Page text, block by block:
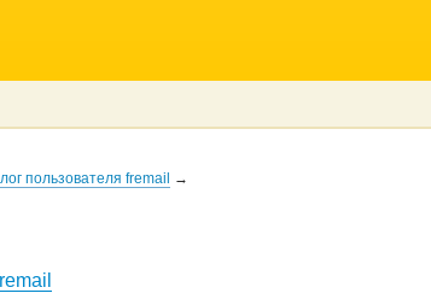
пользователя fremail →